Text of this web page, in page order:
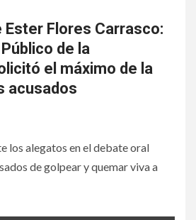
Ester Flores Carrasco:
de la
el máximo de la
acusados
los alegatos en el debate oral
de golpear y quemar viva a